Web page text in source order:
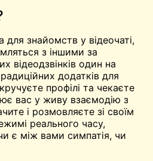
знайомств у відеочаті,
з іншими за
відеодзвінків один на
додатків для
профілі та чекаєте
вас у живу взаємодію з
і розмовляєте зі своїм
реального часу,
є між вами симпатія, чи